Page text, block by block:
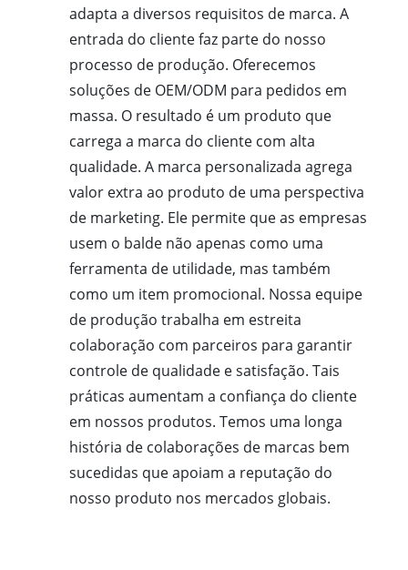
adapta a diversos requisitos de marca. A
entrada do cliente faz parte do nosso
processo de produção. Oferecemos
soluções de OEM/ODM para pedidos em
massa. O resultado é um produto que
carrega a marca do cliente com alta
qualidade. A marca personalizada agrega
valor extra ao produto de uma perspectiva
de marketing. Ele permite que as empresas
usem o balde não apenas como uma
ferramenta de utilidade, mas também
como um item promocional. Nossa equipe
de produção trabalha em estreita
colaboração com parceiros para garantir
controle de qualidade e satisfação. Tais
práticas aumentam a confiança do cliente
em nossos produtos. Temos uma longa
história de colaborações de marcas bem
sucedidas que apoiam a reputação do
nosso produto nos mercados globais.